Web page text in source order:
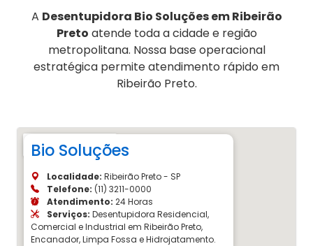
A Desentupidora Bio Soluções em Ribeirão
Preto atende toda a cidade e região
metropolitana. Nossa base operacional
estratégica permite atendimento rápido em
Ribeirão Preto.
Bio Soluções
Localidade: Ribeirão Preto - SP
Telefone: (11) 3211-0000
Atendimento: 24 Horas
Serviços: Desentupidora Residencial,
Comercial e Industrial em Ribeirão Preto,
Encanador, Limpa Fossa e Hidrojatamento.